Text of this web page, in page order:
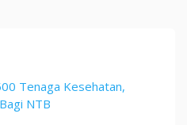
Tenaga Kesehatan,
NTB